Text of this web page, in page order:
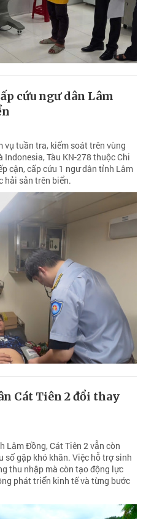
cứu ngư dân Lâm
tuần tra, kiểm soát trên vùng
Tàu KN-278 thuộc Chi
cận, cấp cứu 1 ngư dân tỉnh Lâm
hải sản trên biển.
Cát Tiên 2 đổi thay
Lâm Đồng, Cát Tiên 2 vẫn còn
số gặp khó khăn. Việc hỗ trợ sinh
thu nhập mà còn tạo động lực
phát triển kinh tế và từng bước